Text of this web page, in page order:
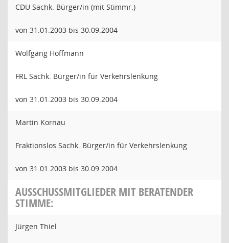
CDU Sachk. Bürger/in (mit Stimmr.)
von 31.01.2003 bis 30.09.2004
Wolfgang Hoffmann
FRL Sachk. Bürger/in für Verkehrslenkung
von 31.01.2003 bis 30.09.2004
Martin Kornau
Fraktionslos Sachk. Bürger/in für Verkehrslenkung
von 31.01.2003 bis 30.09.2004
AUSSCHUSSMITGLIEDER MIT BERATENDER
STIMME:
Jürgen Thiel